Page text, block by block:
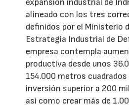
alineado con los tres
definidos por el Ministerio
Estrategia Industrial de
empresa contempla
productiva desde unos
154.000 metros
inversión superior a 200
así como crear más de